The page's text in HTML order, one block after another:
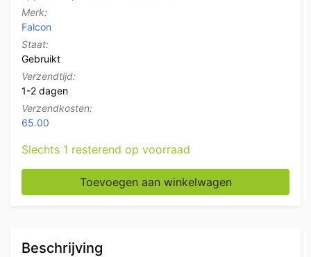
Merk:
Falcon
Staat:
Gebruikt
Verzendtijd:
1-2 dagen
Verzendkosten:
65.00
Slechts 1 resterend op voorraad
RVS Falcon 5 Pits Fornuis met dubbele oven Propaan
Toevoegen aan winkelwagen
Beschrijving